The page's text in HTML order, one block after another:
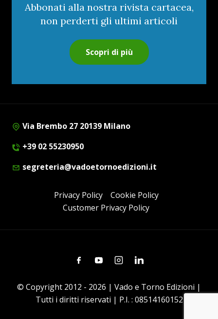
Abbonati alla nostra rivista cartacea,
non perderti gli ultimi articoli
Scopri di più
Via Brembo 27 20139 Milano
+39 02 55230950
segreteria@vadoetornoedizioni.it
Privacy Policy
Cookie Policy
Customer Privacy Policy
FacebookYoutubeInstagramLinkedin
© Copyright 2012 - 2026 | Vado e Torno Edizioni |
Tutti i diritti riservati | P.I. : 08514160152